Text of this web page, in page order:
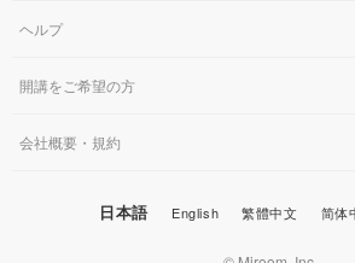
https://amzn.asia/d/0iiCOIAh
ヘルプ
開講をご希望の方
会社概要・規約
日本語 English 繁體中文 简体